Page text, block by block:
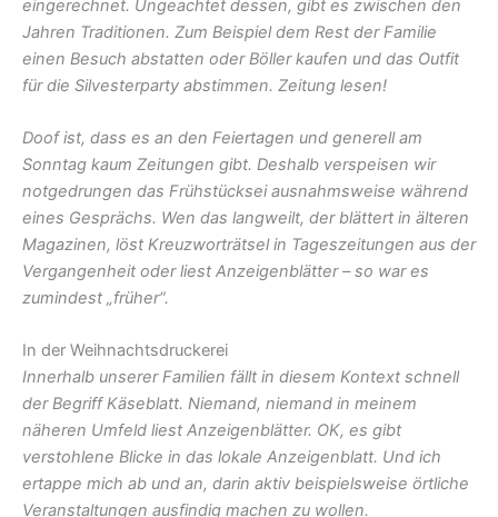
eingerechnet. Ungeachtet dessen, gibt es zwischen den
Jahren Traditionen. Zum Beispiel dem Rest der Familie
einen Besuch abstatten oder Böller kaufen und das Outfit
für die Silvesterparty abstimmen. Zeitung lesen!
Doof ist, dass es an den Feiertagen und generell am
Sonntag kaum Zeitungen gibt. Deshalb verspeisen wir
notgedrungen das Frühstücksei ausnahmsweise während
eines Gesprächs. Wen das langweilt, der blättert in älteren
Magazinen, löst Kreuzworträtsel in Tageszeitungen aus der
Vergangenheit oder liest Anzeigenblätter – so war es
zumindest „früher“.
In der Weihnachtsdruckerei
Innerhalb unserer Familien fällt in diesem Kontext schnell
der Begriff Käseblatt. Niemand, niemand in meinem
näheren Umfeld liest Anzeigenblätter. OK, es gibt
verstohlene Blicke in das lokale Anzeigenblatt. Und ich
ertappe mich ab und an, darin aktiv beispielsweise örtliche
Veranstaltungen ausfindig machen zu wollen.